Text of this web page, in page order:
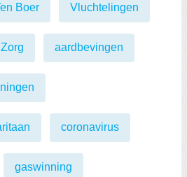
Boer Vluchtelingen
Zorg aardbevingen
coronavirus
gaswinning